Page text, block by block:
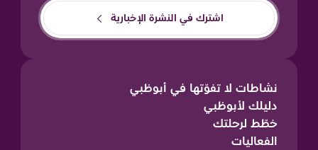
اشترك في النشرة الإخبارية
نشاطات لا تفوّتها في أبوظبي
دليلك لأبوظبي
خطّط لرحلتك
الفعاليات